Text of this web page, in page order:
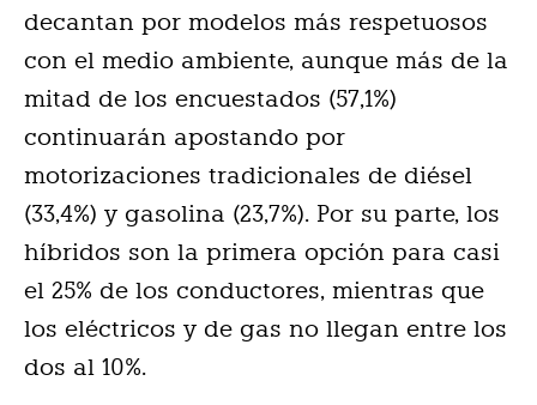
decantan por modelos más respetuosos
con el medio ambiente, aunque más de la
mitad de los encuestados (57,1%)
continuarán apostando por
motorizaciones tradicionales de diésel
(33,4%) y gasolina (23,7%). Por su parte, los
híbridos son la primera opción para casi
el 25% de los conductores, mientras que
los eléctricos y de gas no llegan entre los
dos al 10%.